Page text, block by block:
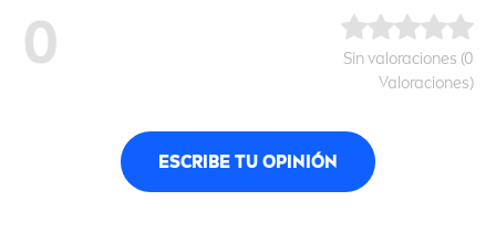
0
Sin valoraciones (0
Valoraciones)
ESCRIBE TU OPINIÓN